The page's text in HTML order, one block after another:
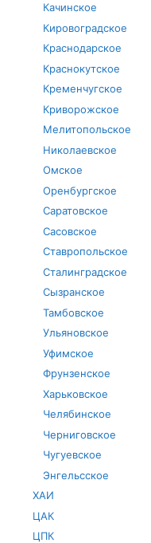
Качинское
Кировоградское
Краснодарское
Краснокутское
Кременчугское
Криворожское
Мелитопольское
Николаевское
Омское
Оренбургское
Саратовское
Сасовское
Ставропольское
Сталинградское
Сызранское
Тамбовское
Ульяновское
Уфимское
Фрунзенское
Харьковское
Челябинское
Черниговское
Чугуевское
Энгельсское
ХАИ
ЦАК
ЦПК